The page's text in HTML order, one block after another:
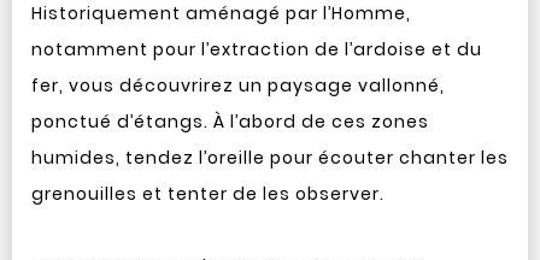
Historiquement aménagé par l’Homme,
notamment pour l’extraction de l’ardoise et du
fer, vous découvrirez un paysage vallonné,
ponctué d’étangs. À l’abord de ces zones
humides, tendez l’oreille pour écouter chanter les
grenouilles et tenter de les observer.